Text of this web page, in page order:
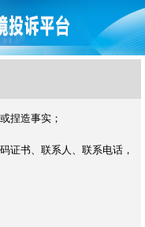
捏造事实；
证书、联系人、联系电话，